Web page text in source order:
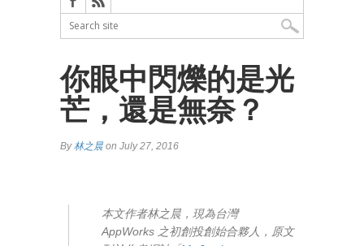
你眼中閃爍的是光
芒，還是無奈？
By林之晨 on July 27, 2016
本文作者林之晨，現為台灣
AppWorks 之初創投創始合夥人，原文